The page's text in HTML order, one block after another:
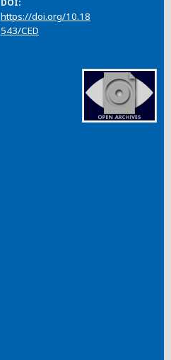
DOI
https://doi.org/10.18
543/CED